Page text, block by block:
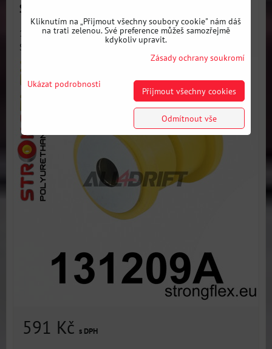
SPORT - Daewoo Espero (90-00)
131209A: Přední rameno přední silentblok SPORT -
Sportovní...
591 Kč s DPH
Kliknutím na „Přijmout všechny soubory cookie" nám dáš
na trati zelenou. Své preference můžeš samozřejmě
kdykoliv upravit.
Zásady ochrany soukromí
Ukázat podrobnosti
Přijmout všechny cookies
Odmítnout vše